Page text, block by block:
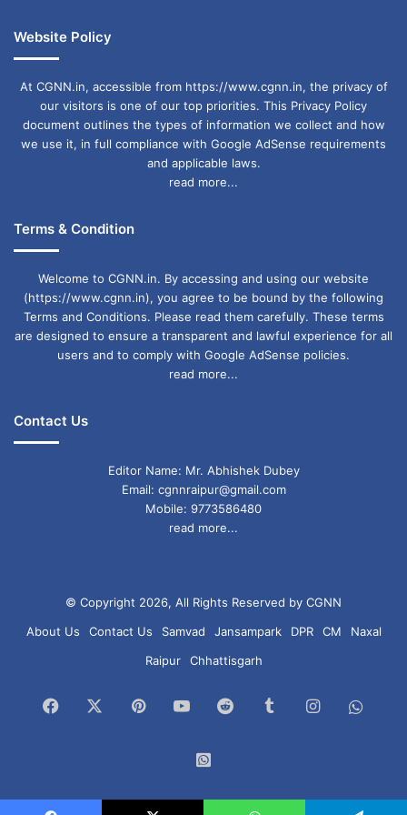
Website Policy
At CGNN.in, accessible from https://www.cgnn.in, the privacy of
our visitors is one of our top priorities. This Privacy Policy
document outlines the types of information we collect and how
we use it, in full compliance with Google AdSense requirements
and applicable laws.
read more...
Terms & Condition
Welcome to CGNN.in. By accessing and using our website
(https://www.cgnn.in), you agree to be bound by the following
Terms and Conditions. Please read them carefully. These terms
are designed to ensure a transparent and lawful experience for all
users and to comply with Google AdSense policies.
read more...
Contact Us
Editor Name: Mr. Abhishek Dubey
Email: cgnnraipur@gmail.com
Mobile: 9773586480
read more...
© Copyright 2026, All Rights Reserved by CGNN
About Us
Contact Us Samvad Jansampark DPR CM
Naxal
Raipur
Chhattisgarh
Facebook PinterestYouTubeReddit TumblrInstagram
Group